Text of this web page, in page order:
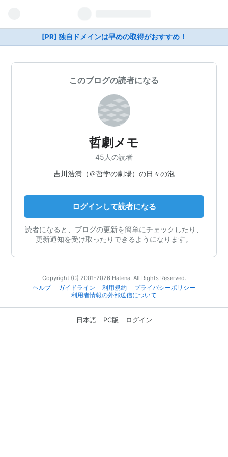
[PR] 独自ドメインは早めの取得がおすすめ！
このブログの読者になる
哲劇メモ
45人の読者
吉川浩満（＠哲学の劇場）の日々の泡
ログインして読者になる
読者になると、ブログの更新を簡単にチェックしたり、
更新通知を受け取ったりできるようになります。
Copyright (C) 2001-2026 Hatena. All Rights Reserved.
ヘルプ
ガイドライン 利用規約
プライバシーポリシー
利用者情報の外部送信について
日本語 PC版 ログイン